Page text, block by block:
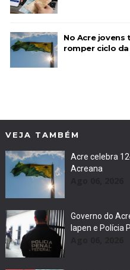
No Acre
romper ciclo
VEJA TAMBÉM
Acre celebra
Acreana
Governo do
Iapen e Polícia